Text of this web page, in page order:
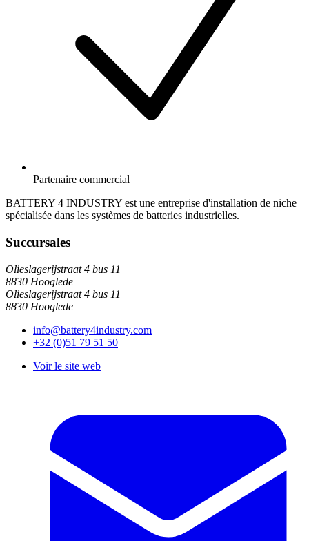
Partenaire commercial
BATTERY 4 INDUSTRY est une entreprise d'installation de niche
spécialisée dans les systèmes de batteries industrielles.
Succursales
Olieslagerijstraat 4 bus 11
8830 Hooglede
Olieslagerijstraat 4 bus 11
8830 Hooglede
info@battery4industry.com
+32 (0)51 79 51 50
Voir le site web